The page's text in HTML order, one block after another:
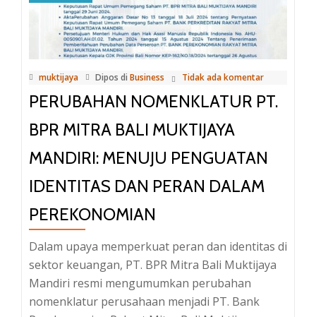
Mandiri
Mengucapkan
Selamat
Hari
Raya
Galungan
Kuningan
muktijaya Dipos di Business Tidak ada komentar
PERUBAHAN NOMENKLATUR PT.
BPR MITRA BALI MUKTIJAYA
MANDIRI: MENUJU PENGUATAN
IDENTITAS DAN PERAN DALAM
PEREKONOMIAN
Dalam upaya memperkuat peran dan identitas di
sektor keuangan, PT. BPR Mitra Bali Muktijaya
Mandiri resmi mengumumkan perubahan
nomenklatur perusahaan menjadi PT. Bank